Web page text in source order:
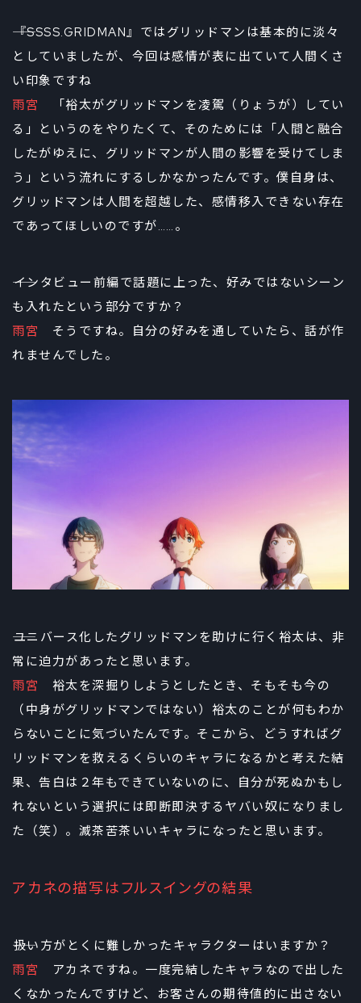
――『SSSS.GRIDMAN』ではグリッドマンは基本的に淡々
としていましたが、今回は感情が表に出ていて人間くさ
い印象ですね
雨宮 「裕太がグリッドマンを凌駕（りょうが）してい
る」というのをやりたくて、そのためには「人間と融合
したがゆえに、グリッドマンが人間の影響を受けてしま
う」という流れにするしかなかったんです。僕自身は、
グリッドマンは人間を超越した、感情移入できない存在
であってほしいのですが……。
――インタビュー前編で話題に上った、好みではないシーン
も入れたという部分ですか？
雨宮 そうですね。自分の好みを通していたら、話が作
れませんでした。
――ユニバース化したグリッドマンを助けに行く裕太は、非
常に迫力があったと思います。
雨宮 裕太を深掘りしようとしたとき、そもそも今の
（中身がグリッドマンではない）裕太のことが何もわか
らないことに気づいたんです。そこから、どうすればグ
リッドマンを救えるくらいのキャラになるかと考えた結
果、告白は２年もできていないのに、自分が死ぬかもし
れないという選択には即断即決するヤバい奴になりまし
た（笑）。滅茶苦茶いいキャラになったと思います。
アカネの描写はフルスイングの結果
――扱い方がとくに難しかったキャラクターはいますか？
雨宮 アカネですね。一度完結したキャラなので出した
くなかったんですけど、お客さんの期待値的に出さない